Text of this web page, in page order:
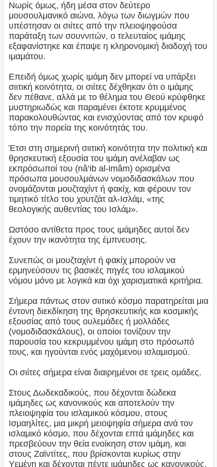
Νωρίς όμως, ήδη μέσα στον δεύτερο
μουσουλμανικό αιώνα, λόγω των διωγμών που
υπέστησαν οι σιίτες από την πλειοψηφούσα
παράταξη των σουννιτών, ο τελευταίος ιμάμης
εξαφανίστηκε και έπαψε η κληρονομική διαδοχή του
ιμαμάτου.
Επειδή όμως χωρίς ιμάμη δεν μπορεί να υπάρξει
σιιτική κοινότητα, οι σιίτες δέχθηκαν ότι ο ιμάμης
δεν πέθανε, αλλά με το θέλημα του Θεού κρύφθηκε
μυστηριωδώς και παραμένει έκτοτε κρυμμένος
παρακολουθώντας και ενισχύοντας από τον κρυφό
τόπο την πορεία της κοινότητάς του.
Έτσι στη σημερινή σιιτική κοινότητα την πολιτική και
θρησκευτική εξουσία του ιμάμη ανέλαβαν ως
εκπρόσωποί του (nâ‘ib al-imâm) ορισμένα
πρόσωπα μουσουλμάνων νομοδιδασκάλων που
ονομάζονται μουζταχίντ ή φακίχ, και φέρουν τον
τιμητικό τίτλο του χουτζάτ αλ-Ισλάμ, «της
θεολογικής αυθεντίας του Ισλάμ».
Ωστόσο αντίθετα προς τους ιμάμηδες αυτοί δεν
έχουν την ικανότητα της έμπνευσης.
Συνεπώς οι μουζταχίντ ή φακίχ μπορούν να
ερμηνεύσουν τις βασικές πηγές του ισλαμικού
νόμου μόνο με λογικά και όχι χαρισματικά κριτήρια.
Σήμερα πάντως στον σιιτικό κόσμο παρατηρείται μια
έντονη διεκδίκηση της θρησκευτικής και κοσμικής
εξουσίας από τους ουλεμάδες ή μολλάδες
(νομοδιδασκάλους), οι οποίοι τονίζουν την
παρουσία του κεκρυμμένου ιμάμη στο πρόσωπό
τους, και ηγούνται ενός μαχόμενου ισλαμισμού.
Οι σιίτες σήμερα είναι διαιρημένοι σε τρεις ομάδες.
Στους Δωδεκαδικούς, που δέχονται δώδεκα
ιμάμηδες ως κανονικούς και αποτελούν την
πλειοψηφία του ισλαμικού κόσμου, στους
Ισμαηλίτες, μια μικρή μειοψηφία σήμερα ανά τον
ισλαμικό κόσμο, που δέχονται επτά ιμάμηδες και
πρεσβεύουν την θεία ενοίκηση στον ιμάμη, και
στους Ζαϊντίτες, που βρίσκονται κυρίως στην
Υεμένη και δέχονται πέντε ιμάμηδες ως κανονικούς.